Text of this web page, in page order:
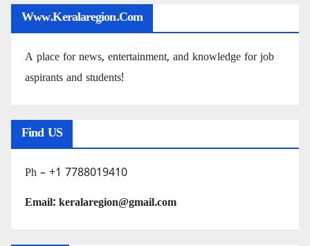
Www.keralaregion.com
A place for news, entertainment, and knowledge for job
aspirants and students!
Find US
Ph – +1 7788019410
Email: keralaregion@gmail.com